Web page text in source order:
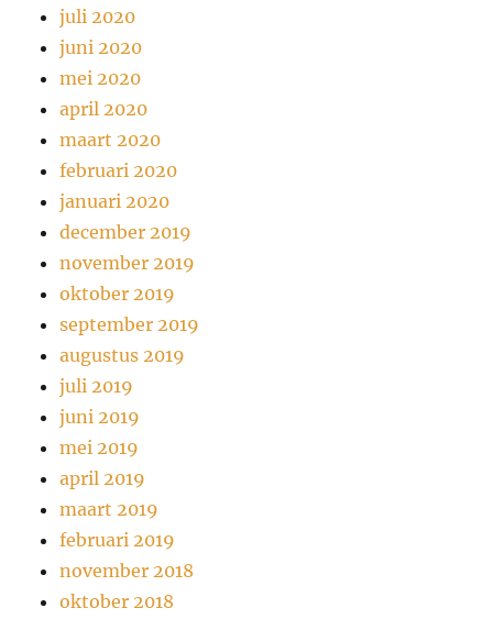
juli 2020
juni 2020
mei 2020
april 2020
maart 2020
februari 2020
januari 2020
december 2019
november 2019
oktober 2019
september 2019
augustus 2019
juli 2019
juni 2019
mei 2019
april 2019
maart 2019
februari 2019
november 2018
oktober 2018